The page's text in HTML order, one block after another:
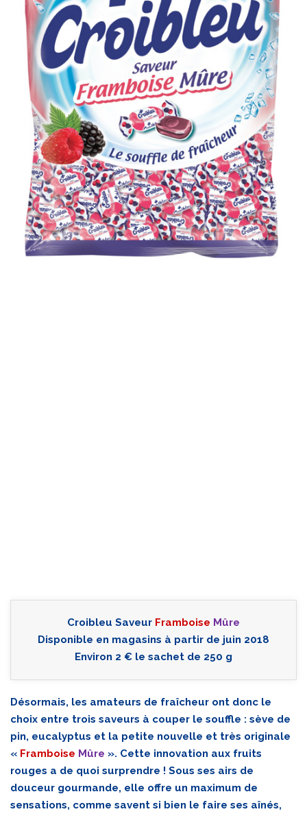
Croibleu Saveur Framboise Mûre
Disponible en magasins à partir de juin 2018
Environ 2 € le sachet de 250 g
Désormais, les amateurs de fraîcheur ont donc le
choix entre trois saveurs à couper le souffle : sève de
pin, eucalyptus et la petite nouvelle et très originale
« Framboise Mûre ». Cette innovation aux fruits
rouges a de quoi surprendre ! Sous ses airs de
douceur gourmande, elle offre un maximum de
sensations, comme savent si bien le faire ses aînés,